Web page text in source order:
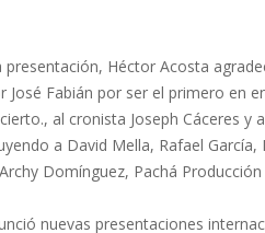
presentación, Héctor Acosta
José Fabián por ser el primero en
al cronista Joseph Cáceres y
a David Mella, Rafael García,
Domínguez, Pachá
nuevas presentaciones